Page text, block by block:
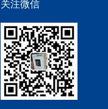
关注微信